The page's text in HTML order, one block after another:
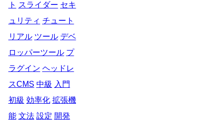
ト スライダー セキ
ュリティ チュート
リアル ツール デベ
ロッパーツール プ
ラグイン ヘッドレ
スCMS 中級 入門
初級 効率化 拡張機
能 文法 設定 開発